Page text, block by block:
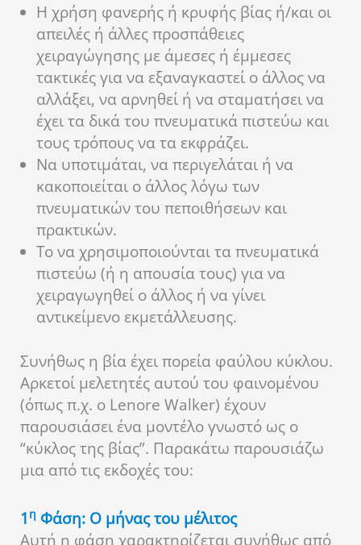
Η χρήση φανερής ή κρυφής βίας ή/και οι
απειλές ή άλλες προσπάθειες
χειραγώγησης με άμεσες ή έμμεσες
τακτικές για να εξαναγκαστεί ο άλλος να
αλλάξει, να αρνηθεί ή να σταματήσει να
έχει τα δικά του πνευματικά πιστεύω και
τους τρόπους να τα εκφράζει.
Να υποτιμάται, να περιγελάται ή να
κακοποιείται ο άλλος λόγω των
πνευματικών του πεποιθήσεων και
πρακτικών.
Το να χρησιμοποιούνται τα πνευματικά
πιστεύω (ή η απουσία τους) για να
χειραγωγηθεί ο άλλος ή να γίνει
αντικείμενο εκμετάλλευσης.
Συνήθως η βία έχει πορεία φαύλου κύκλου.
Αρκετοί μελετητές αυτού του φαινομένου
(όπως π.χ. ο Lenore Walker) έχουν
παρουσιάσει ένα μοντέλο γνωστό ως ο
“κύκλος της βίας”. Παρακάτω παρουσιάζω
μια από τις εκδοχές του:
1 η Φάση: Ο μήνας του μέλιτος
Αυτή η φάση χαρακτηρίζεται συνήθως από